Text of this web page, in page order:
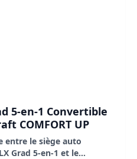
5-en-1 Convertible
COMFORT UP
entre le siège auto
Grad 5-en-1 et le